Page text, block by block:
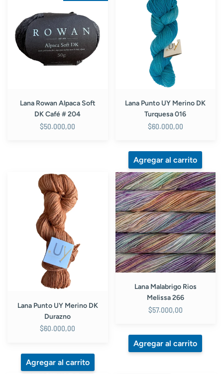
Soft
DK
Café
Lana Rowan Alpaca Soft
DK Café # 204
$50.000,00
Lana Punto UY Merino DK
Turquesa 016
$60.000,00
Lana Punto UY Merino DK
Durazno
$60.000,00
Lana
Malabrigo
Rios
Melissa
266
Lana Malabrigo Rios
Melissa 266
$57.000,00